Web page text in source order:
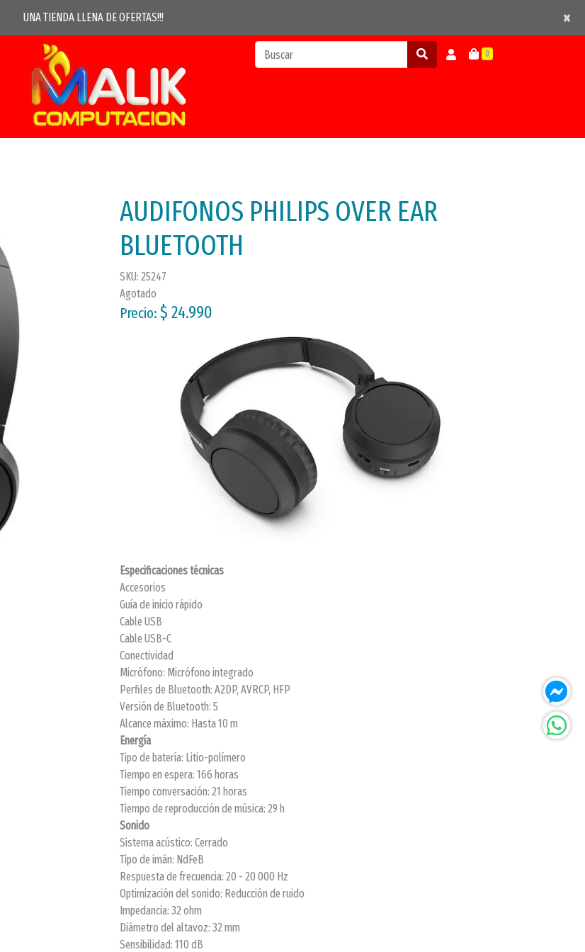
UNA TIENDA LLENA DE OFERTAS!!! ×
×
0
AUDIFONOS PHILIPS OVER EAR
BLUETOOTH
SKU: 25247
Agotado
Precio: $ 24.990
Especificaciones técnicas
Accesorios
Guía de inicio rápido
Cable USB
Cable USB-C
Conectividad
Micrófono: Micrófono integrado
Perfiles de Bluetooth: A2DP, AVRCP, HFP
Versión de Bluetooth: 5
Alcance máximo: Hasta 10 m
Energía
Tipo de batería: Litio-polímero
Tiempo en espera: 166 horas
Tiempo conversación: 21 horas
Tiempo de reproducción de música: 29 h
Sonido
Sistema acústico: Cerrado
Tipo de imán: NdFeB
Respuesta de frecuencia: 20 - 20 000 Hz
Optimización del sonido: Reducción de ruido
Impedancia: 32 ohm
Diámetro del altavoz: 32 mm
Sensibilidad: 110 dB